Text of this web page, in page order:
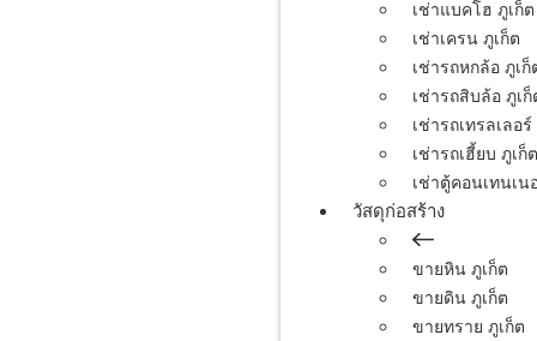
เช่าแบคโฮ ภูเก็ต
เช่าเครน ภูเก็ต
เช่ารถหกล้อ ภูเก็
เช่ารถสิบล้อ ภูเ
เช่ารถเทรลเลอ
เช่ารถเฮี้ยบ ภูเก็ต
เช่าตู้คอนเทนเน
วัสดุก่อสร้าง
ขายหิน ภูเก็ต
ขายดิน ภูเก็ต
ขายทราย ภูเก็ต